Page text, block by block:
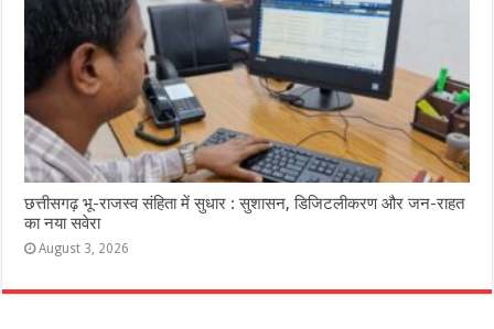
छत्तीसगढ़ भू-राजस्व संहिता में सुधार : सुशासन, डिजिटलीकरण और जन-राहत
का नया सवेरा
August 3, 2026